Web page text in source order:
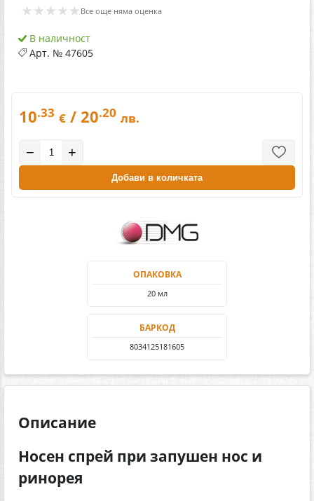
★★★★★ Все още няма оценка
В наличност
Арт. № 47605
10.33 € / 20.20 лв.
− +
Добави в количката
ОПАКОВКА
20 мл
БАРКОД
8034125181605
Описание
Носен спрей при запушен нос и
ринорея